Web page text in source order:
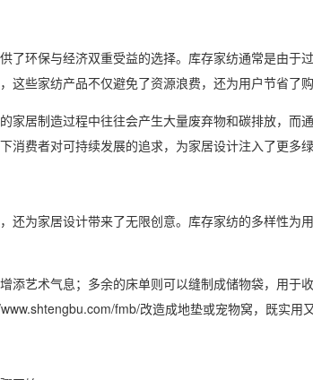
环保与经济双重受益的选择。库存家纺通常是由于
些家纺产品不仅避免了资源浪费，还为用户节省了购
家居制造过程中往往会产生大量废弃物和碳排放，而
费者对可持续发展的追求，为家居设计注入了更多绿
还为家居设计带来了无限创意。库存家纺的多样性为
添艺术气息；多余的床单则可以缝制成储物袋，用于
fmb/改造成地垫或宠物窝，既实用又